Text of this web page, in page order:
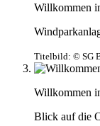
Willkommen
Titelbild: © SG
Willkommen
Blick auf die